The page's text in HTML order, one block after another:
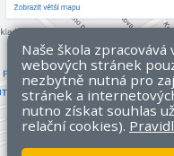
Naše škola
webových stránek
nezbytně nutná pro
stránek a
nutno získat souhlas
relační cookies).